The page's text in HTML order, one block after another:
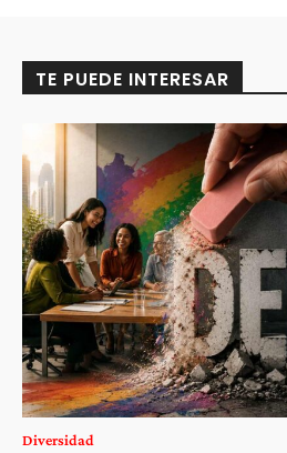
TE PUEDE INTERESAR
Diversidad